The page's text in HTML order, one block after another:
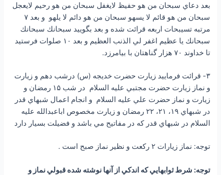
بعد دعاي سبحان من هو حفيظ لايغفل سبحان من هو رحيم لايعجل
سبحان من هو قائم لا يسهو سبحان من هو دائم لا یلهو و بعد ۷
مرتبه تسيبحات اربعه قرائت شده و بعد بگوييد سبحانك سبحانك
سبحانك يا عظيم اغفر لي الذنب العظيم و بعد ۱۰ صلوات فرستيد
تا خداوند ۷۰ هزار گناهتان با بيامرزد.
۳- قرائت فرماييد زيارت حضرت خديجه (س) درشب دهم و زيارت
و نماز زيارت حضرت مجتبي علیه السلام در شب ۱۵ رمضان و
زيارت و نماز حضرت علي علیه السلام و انجام اعمال شبهاي قدر
در شبهاي ۱۹، ۲۱، ۲۲ رمضان و زيارت مخصوص اباعبدالله علیه
السلام در شبهاي قدر كه در مفاتيح مي باشد و فضيلت بسيار دارد
توجه: نماز زيارات ۲ ركعت و نظير نماز صبح است .
توجه: شرط ثوابهايي كه اندكي از آنها نوشته شده قبولي نماز و